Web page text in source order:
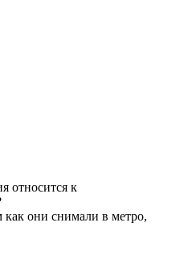
относится к
как они снимали в метро,